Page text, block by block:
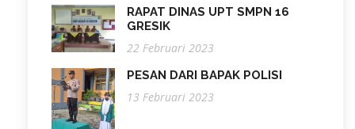
RAPAT DINAS UPT SMPN 16
GRESIK
22 Februari 2023
PESAN DARI BAPAK POLISI
13 Februari 2023